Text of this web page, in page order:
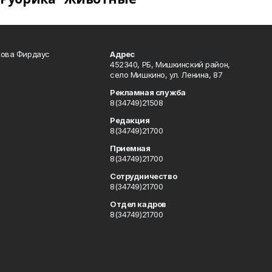
Фирдаус
Адрес
452340, РБ, Мишкинский район,
село Мишкино, ул. Ленина, 87
Рекламная служба
8(34749)21508
Редакция
8(34749)21700
Приемная
8(34749)21700
Сотрудничество
8(34749)21700
Отдел кадров
8(34749)21700